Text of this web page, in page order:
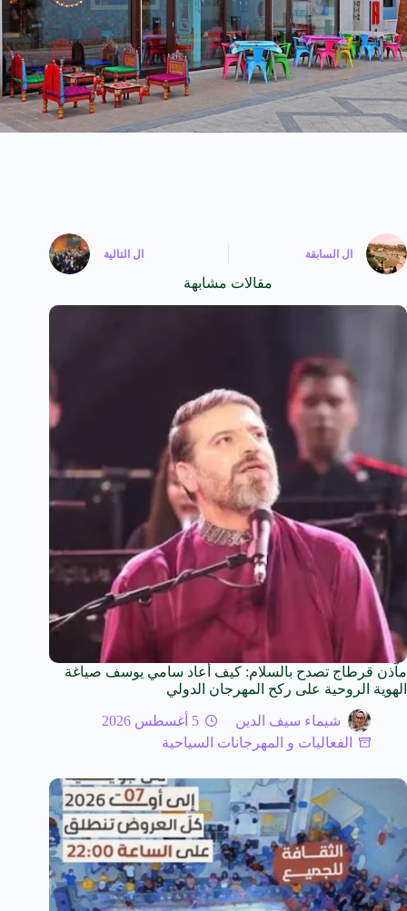
ال السابقة ال التالية
مقالات مشابهة
مآذن قرطاج تصدح بالسلام: كيف أعاد سامي يوسف صياغة
الهوية الروحية على ركح المهرجان الدولي
شيماء سيف الدين
5 أغسطس 2026
الفعاليات و المهرجانات السياحية